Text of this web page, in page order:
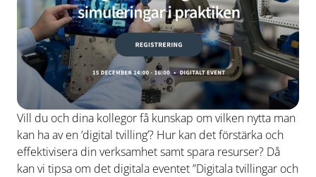
Vill du och dina kollegor få kunskap om vilken nytta man
kan ha av en ’digital tvilling’? Hur kan det förstärka och
effektivisera din verksamhet samt spara resurser? Då
kan vi tipsa om det digitala eventet ”Digitala tvillingar och